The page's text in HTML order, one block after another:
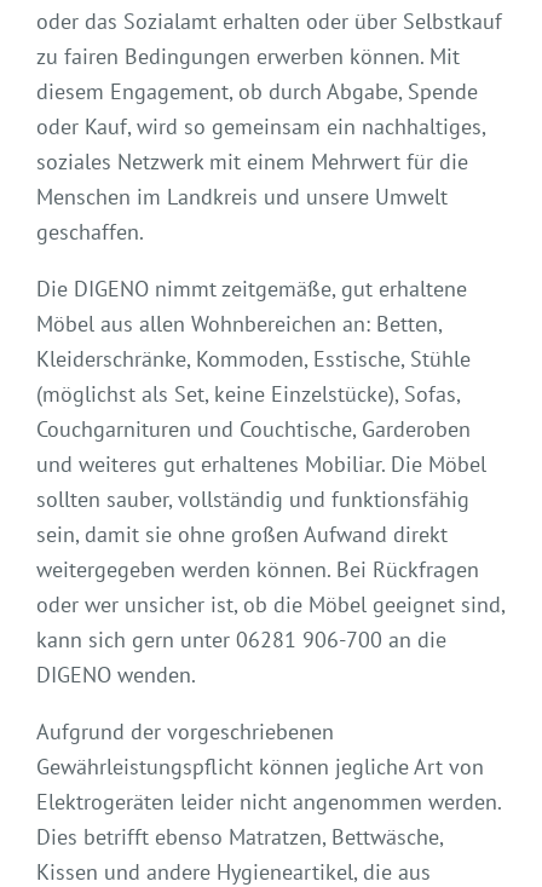
oder das Sozialamt erhalten oder über Selbstkauf
zu fairen Bedingungen erwerben können. Mit
diesem Engagement, ob durch Abgabe, Spende
oder Kauf, wird so gemeinsam ein nachhaltiges,
soziales Netzwerk mit einem Mehrwert für die
Menschen im Landkreis und unsere Umwelt
geschaffen.
Die DIGENO nimmt zeitgemäße, gut erhaltene
Möbel aus allen Wohnbereichen an: Betten,
Kleiderschränke, Kommoden, Esstische, Stühle
(möglichst als Set, keine Einzelstücke), Sofas,
Couchgarnituren und Couchtische, Garderoben
und weiteres gut erhaltenes Mobiliar. Die Möbel
sollten sauber, vollständig und funktionsfähig
sein, damit sie ohne großen Aufwand direkt
weitergegeben werden können. Bei Rückfragen
oder wer unsicher ist, ob die Möbel geeignet sind,
kann sich gern unter 06281 906-700 an die
DIGENO wenden.
Aufgrund der vorgeschriebenen
Gewährleistungspflicht können jegliche Art von
Elektrogeräten leider nicht angenommen werden.
Dies betrifft ebenso Matratzen, Bettwäsche,
Kissen und andere Hygieneartikel, die aus